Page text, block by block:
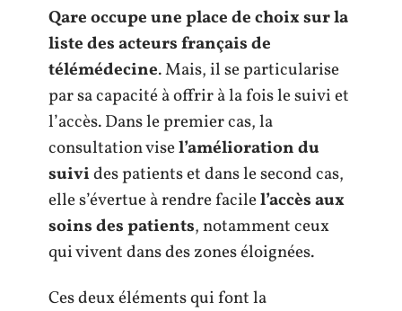
Qare occupe une place de choix sur la
liste des acteurs français de
télémédecine. Mais, il se particularise
par sa capacité à offrir à la fois le suivi et
l’accès. Dans le premier cas, la
consultation visel’amélioration du
suivides patients et dans le second cas,
elle s’évertue à rendre facilel’accès aux
soins des patients, notamment ceux
qui vivent dans des zones éloignées.
Ces deux éléments qui font la